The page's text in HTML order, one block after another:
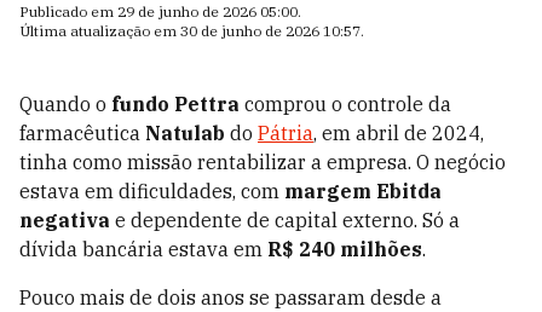
Publicado em 29 de junho de 2026 05:00.
Última atualização em 30 de junho de 2026 10:57.
Quando o fundo Pettra comprou o controle da
farmacêutica Natulab do Pátria, em abril de 2024,
tinha como missão rentabilizar a empresa. O negócio
estava em dificuldades, com margem Ebitda
negativa e dependente de capital externo. Só a
dívida bancária estava em R$ 240 milhões.
Pouco mais de dois anos se passaram desde a